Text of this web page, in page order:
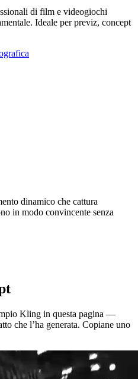
di film e videogiochi
Ideale per previz, concept
dinamico che cattura
in modo convincente senza
Kling in questa pagina —
che l’ha generata. Copiane uno